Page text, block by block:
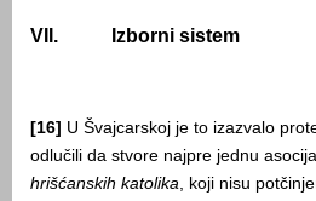
VII. Izborni sistem
[16] U Švajcarskoj je to izazvalo
odlučili da stvore najpre jednu
hrišćanskih katolika, koji nisu